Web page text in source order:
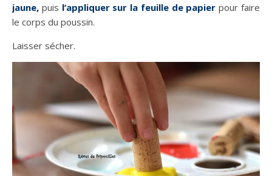
jaune, puis l’appliquer sur la feuille de papier pour faire
le corps du poussin.
Laisser sécher.